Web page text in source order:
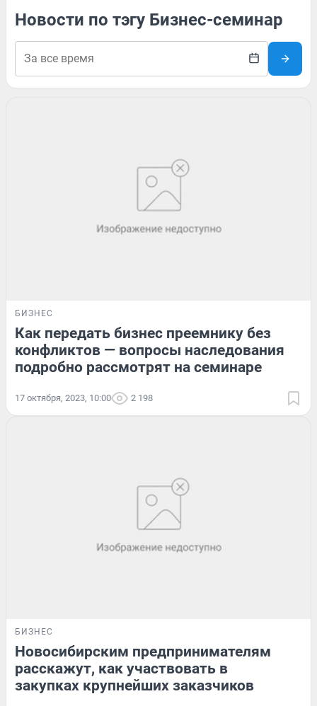
Новости по тэгу Бизнес-семинар
БИЗНЕС
Как передать бизнес преемнику без
конфликтов — вопросы наследования
подробно рассмотрят на семинаре
17 октября, 2023, 10:00 2 198
БИЗНЕС
Новосибирским предпринимателям
расскажут, как участвовать в
закупках крупнейших заказчиков